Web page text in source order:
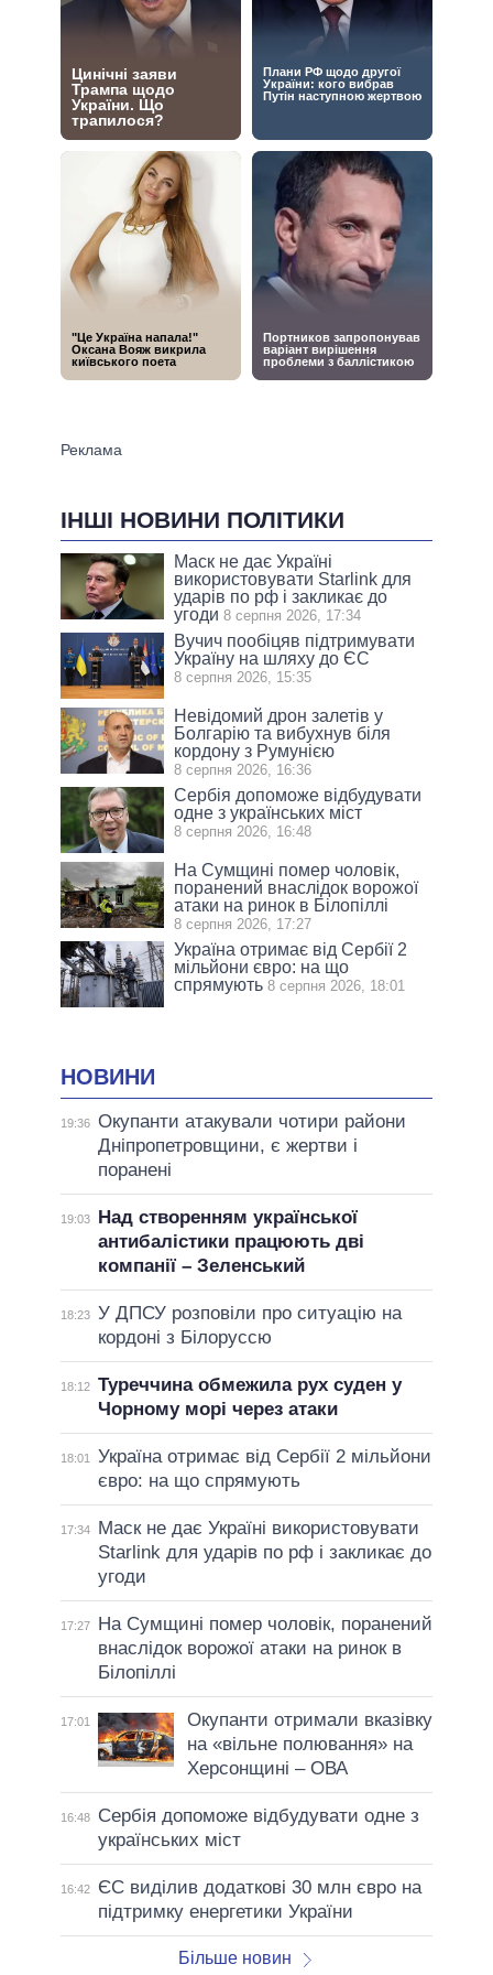
ІНШІ НОВИНИ ПОЛІТИКИ
Маск не дає Україні
використовувати Starlink для
ударів по рф і закликає до
угоди 8 серпня 2026, 17:34
Вучич пообіцяв підтримувати
Україну на шляху до ЄС
8 серпня 2026, 15:35
Невідомий дрон залетів у
Болгарію та вибухнув біля
кордону з Румунією
8 серпня 2026, 16:36
Сербія допоможе відбудувати
одне з українських міст
8 серпня 2026, 16:48
На Сумщині помер чоловік,
поранений внаслідок ворожої
атаки на ринок в Білопіллі
8 серпня 2026, 17:27
Україна отримає від Сербії 2
мільйони євро: на що
спрямують 8 серпня 2026, 18:01
НОВИНИ
19:36 Окупанти атакували чотири райони
Дніпропетровщини, є жертви і
поранені
19:03
Над створенням української
антибалістики працюють дві
компанії – Зеленський
18:23 У ДПСУ розповіли про ситуацію на
кордоні з Білоруссю
18:12 Туреччина обмежила рух суден у
Чорному морі через атаки
18:01 Україна отримає від Сербії 2 мільйони
євро: на що спрямують
17:34
Маск не дає Україні використовувати
Starlink для ударів по рф і закликає до
угоди
17:27
На Сумщині помер чоловік, поранений
внаслідок ворожої атаки на ринок в
Білопіллі
17:01
Окупанти отримали вказівку
на «вільне полювання» на
Херсонщині – ОВА
16:48
Сербія допоможе відбудувати одне з
українських міст
16:42
ЄС виділив додаткові 30 млн євро на
підтримку енергетики України
Більше новин